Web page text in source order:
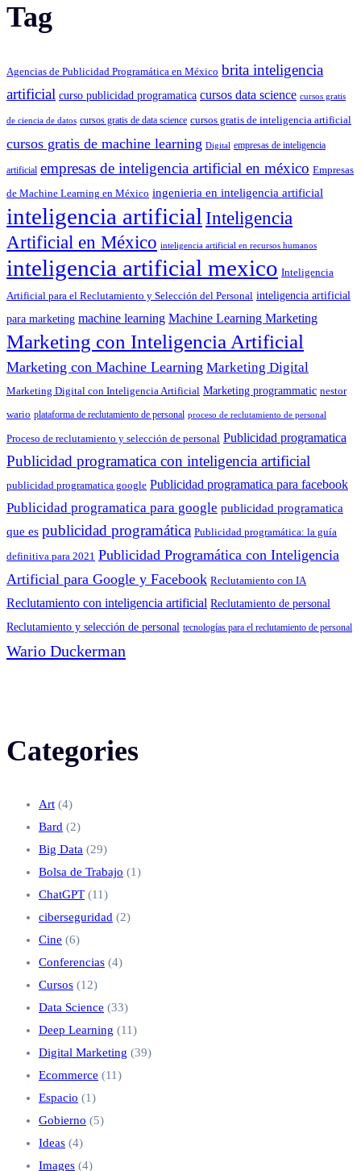
Tag
Agencias de Publicidad Programática en México brita inteligencia
artificial curso publicidad programatica cursos data science cursos gratis
de ciencia de datos cursos gratis de data science cursos gratis de inteligencia artificial
cursos gratis de machine learning Digital empresas de inteligencia
artificial empresas de inteligencia artificial en méxico Empresas
de Machine Learning en México ingenieria en inteligencia artificial
inteligencia artificial Inteligencia
Artificial en México inteligencia artificial en recursos humanos
inteligencia artificial mexico Inteligencia
Artificial para el Reclutamiento y Selección del Personal inteligencia artificial
para marketing machine learning Machine Learning Marketing
Marketing con Inteligencia Artificial
Marketing con Machine Learning Marketing Digital
Marketing Digital con Inteligencia Artificial Marketing programmatic nestor
wario plataforma de reclutamiento de personal proceso de reclutamiento de personal
Proceso de reclutamiento y selección de personal Publicidad programatica
Publicidad programatica con inteligencia artificial
publicidad programatica google Publicidad programatica para facebook
Publicidad programatica para google publicidad programatica
que es publicidad programática Publicidad programática: la guía
definitiva para 2021 Publicidad Programática con Inteligencia
Artificial para Google y Facebook Reclutamiento con IA
Reclutamiento con inteligencia artificial Reclutamiento de personal
Reclutamiento y selección de personal tecnologías para el reclutamiento de personal
Wario Duckerman
Categories
Art (4)
Bard (2)
Big Data (29)
Bolsa de Trabajo (1)
ChatGPT (11)
ciberseguridad (2)
Cine (6)
Conferencias (4)
Cursos (12)
Data Science (33)
Deep Learning (11)
Digital Marketing (39)
Ecommerce (11)
Espacio (1)
Gobierno (5)
Ideas (4)
Images (4)